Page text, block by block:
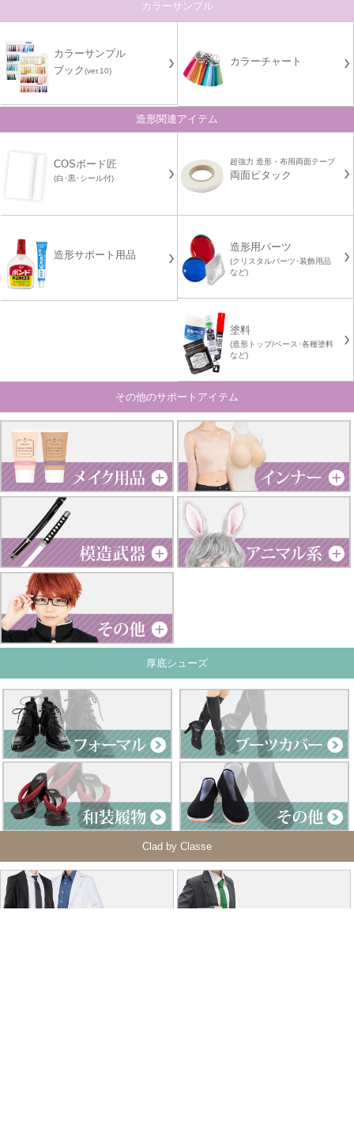
カラーサンプル
カラーサンプル
ブック(ver.10)
カラーチャート
造形関連アイテム
COSボード匠
(白･黒･シール付)
超強力 造形・布用両面テープ
両面ピタック
造形サポート用品
造形用パーツ
(クリスタルパーツ･装飾用品
など)
塗料
(造形トップ/ベース･各種塗料
など)
その他のサポートアイテム
厚底シューズ
Clad by Classe